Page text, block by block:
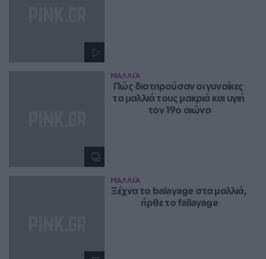
ΜΑΛΛΙΆ
Πώς διατηρούσαν οι γυναίκες
τα μαλλιά τους μακριά και υγιή
τον 19ο αιώνα
ΜΑΛΛΙΆ
Ξέχνα το balayage στα μαλλιά,
ήρθε το fallayage